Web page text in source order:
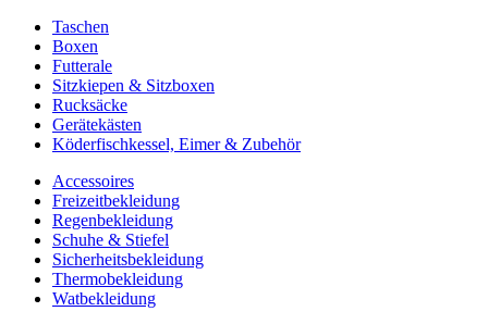
Taschen
Boxen
Futterale
Sitzkiepen & Sitzboxen
Rucksäcke
Gerätekästen
Köderfischkessel, Eimer & Zubehör
Accessoires
Freizeitbekleidung
Regenbekleidung
Schuhe & Stiefel
Sicherheitsbekleidung
Thermobekleidung
Watbekleidung